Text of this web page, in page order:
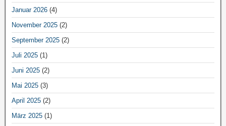
Januar 2026 (4)
November 2025 (2)
September 2025 (2)
Juli 2025 (1)
Juni 2025 (2)
Mai 2025 (3)
April 2025 (2)
März 2025 (1)